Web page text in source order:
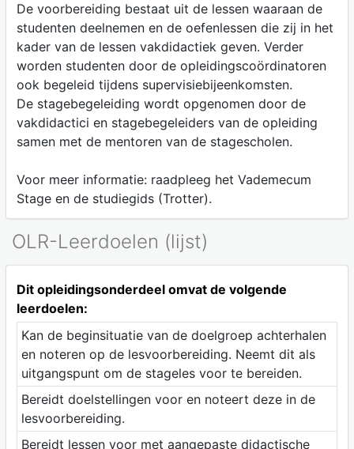
De voorbereiding bestaat uit de lessen waaraan de
studenten deelnemen en de oefenlessen die zij in het
kader van de lessen vakdidactiek geven. Verder
worden studenten door de opleidingscoördinatoren
ook begeleid tijdens supervisiebijeenkomsten.
De stagebegeleiding wordt opgenomen door de
vakdidactici en stagebegeleiders van de opleiding
samen met de mentoren van de stagescholen.
Voor meer informatie: raadpleeg het Vademecum
Stage en de studiegids (Trotter).
OLR-Leerdoelen (lijst)
Dit opleidingsonderdeel omvat de volgende
leerdoelen:
Kan de beginsituatie van de doelgroep achterhalen
en noteren op de lesvoorbereiding. Neemt dit als
uitgangspunt om de stageles voor te bereiden.
Bereidt doelstellingen voor en noteert deze in de
lesvoorbereiding.
Bereidt lessen voor met aangepaste didactische